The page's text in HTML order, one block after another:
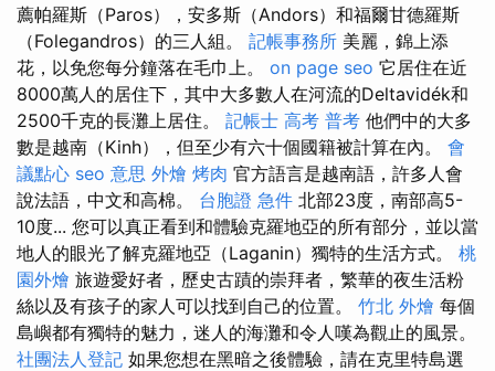
薦帕羅斯（Paros），安多斯（Andors）和福爾甘德羅斯
（Folegandros）的三人組。 記帳事務所 美麗，錦上添
花，以免您每分鐘落在毛巾上。 on page seo 它居住在近
8000萬人的居住下，其中大多數人在河流的Deltavidék和
2500千克的長灘上居住。 記帳士 高考 普考 他們中的大多
數是越南（Kinh），但至少有六十個國籍被計算在內。 會
議點心 seo 意思 外燴 烤肉 官方語言是越南語，許多人會
說法語，中文和高棉。 台胞證 急件 北部23度，南部高5-
10度... 您可以真正看到和體驗克羅地亞的所有部分，並以當
地人的眼光了解克羅地亞（Laganin）獨特的生活方式。 桃
園外燴 旅遊愛好者，歷史古蹟的崇拜者，繁華的夜生活粉
絲以及有孩子的家人可以找到自己的位置。 竹北 外燴 每個
島嶼都有獨特的魅力，迷人的海灘和令人嘆為觀止的風景。
社團法人登記 如果您想在黑暗之後體驗，請在克里特島選